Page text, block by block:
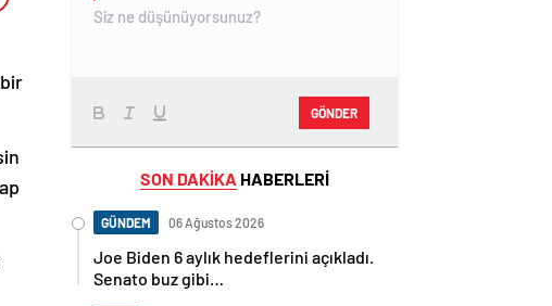
GÖNDER
SON DAKİKA HABERLERİ
GÜNDEM 06 Ağustos 2026
Joe Biden 6 aylık hedeflerini açıkladı.
Senato buz gibi…